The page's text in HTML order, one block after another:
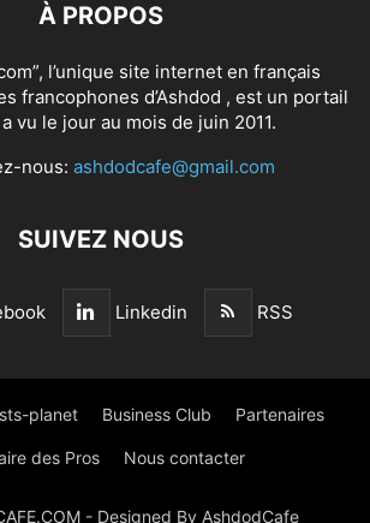
À PROPOS
l’unique site internet en français
francophones d’Ashdod , est un portail
vu le jour au mois de juin 2011.
nous: ashdodcafe@gmail.com
SUIVEZ NOUS
Linkedin RSS
planet Business Club Partenaires
des Pros Nous contacter
- Designed By AshdodCafe